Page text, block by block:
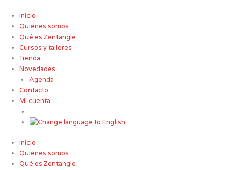
contenido
Inicio
Quiénes somos
Qué es Zentangle
Cursos y talleres
Tienda
Novedades
Agenda
Contacto
Mi cuenta
Inicio
Quiénes somos
Qué es Zentangle